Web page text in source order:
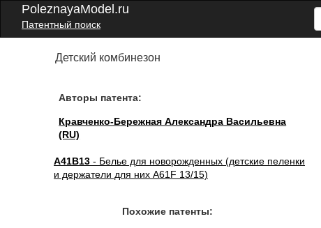
PoleznayaModel.ru
Патентный поиск
Детский комбинезон
Авторы патента:
Кравченко-Бережная Александра Васильевна
(RU)
A41B13 - Белье для новорожденных (детские пеленки
и держатели для них A61F 13/15)
Похожие патенты: